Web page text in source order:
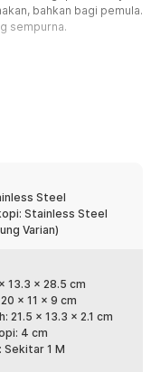
bahkan bagi pemula.
sempurna.
menit.
untuk kebutuhan
presisi, penggiling
membantu
dapat langsung
akibat gilingan yang
penyeduhan yang
Steel
Stainless Steel
Varian)
13.3 x 28.5 cm
x 11 x 9 cm
21.5 x 13.3 x 2.1 cm
4 cm
Sekitar 1 M